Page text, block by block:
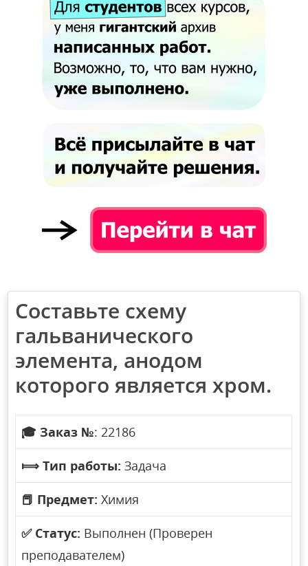
Составьте схему
гальванического
элемента, анодом
которого является хром.
🎓 Заказ №: 22186
⟾ Тип работы: Задача
📕 Предмет: Химия
✅ Статус: Выполнен (Проверен
преподавателем)